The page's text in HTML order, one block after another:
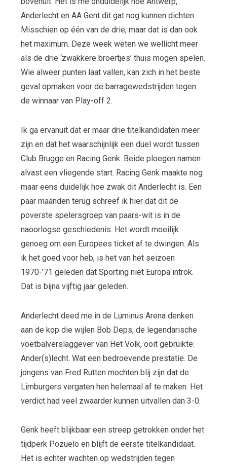
Anderlecht en AA Gent dit gat nog kunnen dichten.
Misschien op één van de drie, maar dat is dan ook
het maximum. Deze week weten we wellicht meer
als de drie ‘zwakkere broertjes’ thuis mogen spelen.
Wie alweer punten laat vallen, kan zich in het beste
geval opmaken voor de barragewedstrijden tegen
de winnaar van Play-off 2.
Ik ga ervanuit dat er maar drie titelkandidaten meer
zijn en dat het waarschijnlijk een duel wordt tussen
Club Brugge en Racing Genk. Beide ploegen namen
alvast een vliegende start. Racing Genk maakte nog
maar eens duidelijk hoe zwak dit Anderlecht is. Een
paar maanden terug schreef ik hier dat dit de
poverste spelersgroep van paars-wit is in de
naoorlogse geschiedenis. Het wordt moeilijk
genoeg om een Europees ticket af te dwingen. Als
ik het goed voor heb, is het van het seizoen
1970-’71 geleden dat Sporting niet Europa introk.
Dat is bijna vijftig jaar geleden.
Anderlecht deed me in de Luminus Arena denken
aan de kop die wijlen Bob Deps, de legendarische
voetbalverslaggever van Het Volk, ooit gebruikte:
Ander(s)lecht. Wat een bedroevende prestatie. De
jongens van Fred Rutten mochten blij zijn dat de
Limburgers vergaten hen helemaal af te maken. Het
verdict had veel zwaarder kunnen uitvallen dan 3-0.
Genk heeft blijkbaar een streep getrokken onder het
tijdperk Pozuelo en blijft de eerste titelkandidaat.
Het is echter wachten op wedstrijden tegen